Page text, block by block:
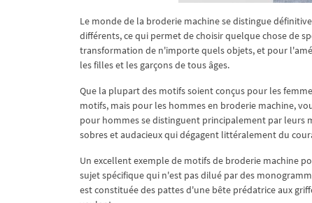
Le monde de la broderie machine se distingue
différents, ce qui permet de choisir quelque chose de
transformation de n'importe quels objets, et pour
les filles et les garçons de tous âges.
Que la plupart des motifs soient conçus pour les
motifs, mais pour les hommes en broderie machine,
pour hommes se distinguent principalement par leurs
sobres et audacieux qui dégagent littéralement du
Un excellent exemple de motifs de broderie machine
sujet spécifique qui n'est pas dilué par des
est constituée des pattes d'une bête prédatrice aux